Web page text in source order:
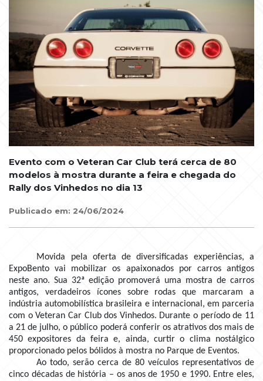
Evento com o Veteran Car Club terá cerca de 80
modelos à mostra durante a feira e chegada do
Rally dos Vinhedos no dia 13
Publicado em: 24/06/2024
Movida pela oferta de diversificadas experiências, a
ExpoBento vai mobilizar os apaixonados por carros antigos
neste ano. Sua 32ª edição promoverá uma mostra de carros
antigos, verdadeiros ícones sobre rodas que marcaram a
indústria automobilística brasileira e internacional, em parceria
com o Veteran Car Club dos Vinhedos. Durante o período de 11
a 21 de julho, o público poderá conferir os atrativos dos mais de
450 expositores da feira e, ainda, curtir o clima nostálgico
proporcionado pelos bólidos à mostra no Parque de Eventos.
Ao todo, serão cerca de 80 veículos representativos de
cinco décadas de história – os anos de 1950 e 1990. Entre eles,